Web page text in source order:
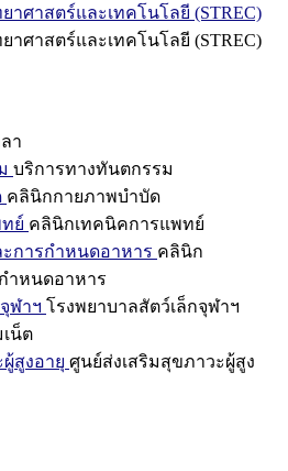
าศาสตร์และเทคโนโลยี (STREC)
าศาสตร์และเทคโนโลยี (STREC)
า
บริการทางทันตกรรม
คลินิกกายภาพบำบัด
ย์ คลินิกเทคนิคการแพทย์
การกำหนดอาหาร คลินิก
ำหนดอาหาร
ฬาฯ โรงพยาบาลสัตว์เล็กจุฬาฯ
น็ต
สูงอายุ ศูนย์ส่งเสริมสุขภาวะผู้สูง